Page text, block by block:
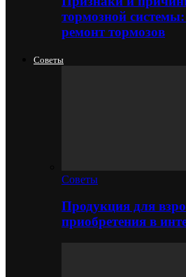
тормозной системы:
ремонт тормозов
Советы
Советы
Продукция для
приобретения в